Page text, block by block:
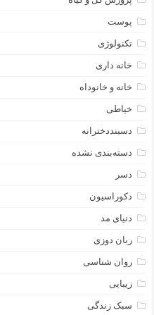
پوست
تکنولوژی
خانه داری
خانه و خانوداه
خیاطی
دسبنددخترانه
دسته‌بندی نشده
دسر
دکوراسیون
دنیای مد
ربان دوزی
روان شناسی
زیبایی
سبک زندگی